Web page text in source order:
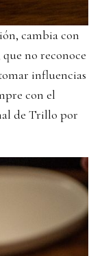
cambia con
no reconoce
influencias
con el
de Trillo por